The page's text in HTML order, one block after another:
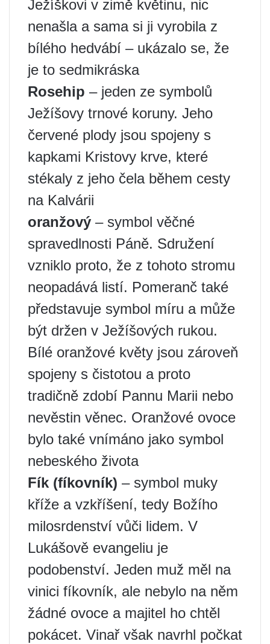
Ježíškovi v zimě květinu, nic
nenašla a sama si ji vyrobila z
bílého hedvábí – ukázalo se, že
je to sedmikráska
Rosehip – jeden ze symbolů
Ježíšovy trnové koruny. Jeho
červené plody jsou spojeny s
kapkami Kristovy krve, které
stékaly z jeho čela během cesty
na Kalvárii
oranžový – symbol věčné
spravedlnosti Páně. Sdružení
vzniklo proto, že z tohoto stromu
neopadává listí. Pomeranč také
představuje symbol míru a může
být držen v Ježíšových rukou.
Bílé oranžové květy jsou zároveň
spojeny s čistotou a proto
tradičně zdobí Pannu Marii nebo
nevěstin věnec. Oranžové ovoce
bylo také vnímáno jako symbol
nebeského života
Fík (fíkovník) – symbol muky
kříže a vzkříšení, tedy Božího
milosrdenství vůči lidem. V
Lukášově evangeliu je
podobenství. Jeden muž měl na
vinici fíkovník, ale nebylo na něm
žádné ovoce a majitel ho chtěl
pokácet. Vinař však navrhl počkat